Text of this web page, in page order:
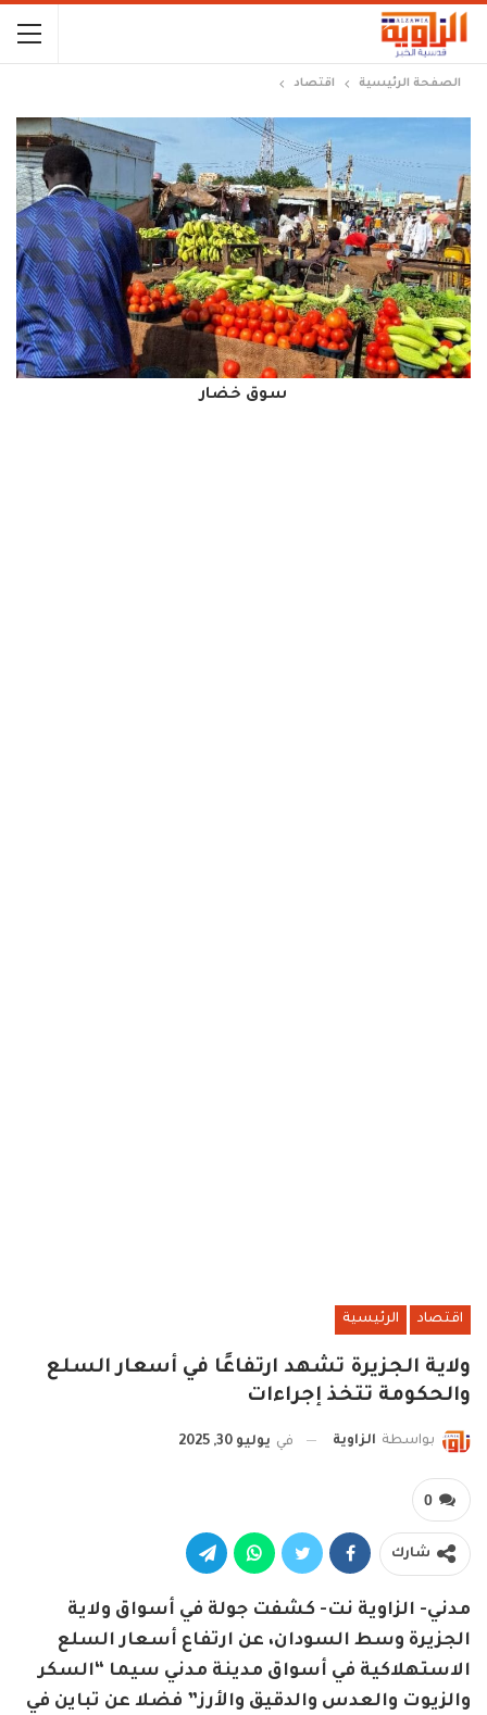
الصفحة الرئيسية اقتصاد
سوق خضار
اقتصاد الرئيسية
ولاية الجزيرة تشهد ارتفاعًا في أسعار السلع
والحكومة تتخذ إجراءات
بواسطة الزاوية في يوليو 30, 2025
0
شارك
مدني- الزاوية نت- كشفت جولة في أسواق ولاية
الجزيرة وسط السودان، عن ارتفاع أسعار السلع
الاستهلاكية في أسواق مدينة مدني سيما “السكر
والزيوت والعدس والدقيق والأرز” فضلا عن تباين في